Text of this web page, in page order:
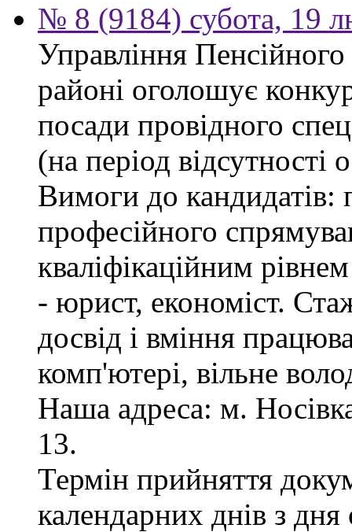
№ 8 (9184) субота, 19
Управління
районі оголошує
посади провідного
(на період відсутності
Вимоги до кандидатів:
професійного
кваліфікаційним
- юрист, економіст.
досвід і вміння
комп'ютері, вільне
Наша адреса: м.
13.
Термін прийняття
календарних днів з